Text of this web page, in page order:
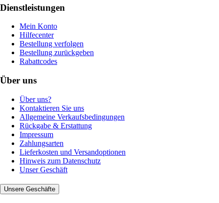
Dienstleistungen
Mein Konto
Hilfecenter
Bestellung verfolgen
Bestellung zurückgeben
Rabattcodes
Über uns
Über uns?
Kontaktieren Sie uns
Allgemeine Verkaufsbedingungen
Rückgabe & Erstattung
Impressum
Zahlungsarten
Lieferkosten und Versandoptionen
Hinweis zum Datenschutz
Unser Geschäft
Unsere Geschäfte